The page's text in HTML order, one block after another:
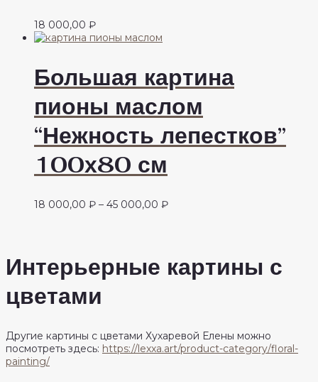
18 000,00 ₽
Большая картина
пионы маслом
“Нежность лепестков”
100х80 см
18 000,00 ₽ – 45 000,00 ₽Диапазон
45
000,00 ₽
Интерьерные картины с
цветами
Другие картины с цветами Хухаревой Елены можно
посмотреть здесь: https://lexxa.art/product-category/floral-
painting/